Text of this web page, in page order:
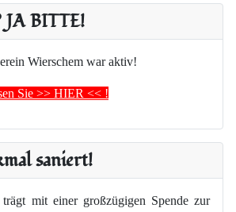
BITTE!
Wierschem war aktiv!
Sie >> HIER << !
saniert!
mit einer großzügigen Spende zur